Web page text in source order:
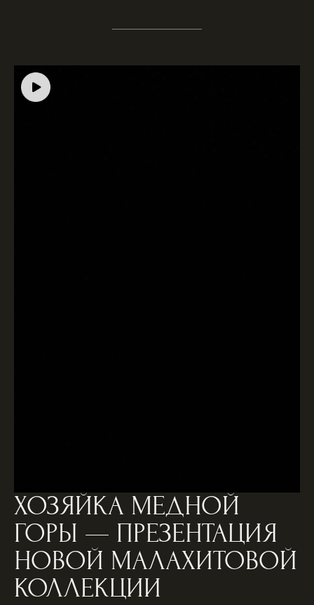
ХОЗЯЙКА МЕДНОЙ
ГОРЫ — ПРЕЗЕНТАЦИЯ
НОВОЙ МАЛАХИТОВОЙ
КОЛЛЕКЦИИ